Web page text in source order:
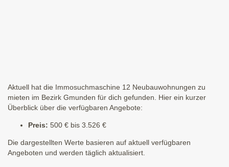
Aktuell hat die Immosuchmaschine 12 Neubauwohnungen zu
mieten im Bezirk Gmunden für dich gefunden. Hier ein kurzer
Überblick über die verfügbaren Angebote:
Preis: 500 € bis 3.526 €
Die dargestellten Werte basieren auf aktuell verfügbaren
Angeboten und werden täglich aktualisiert.